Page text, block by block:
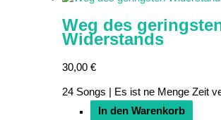
Weg des
Widerstands
30,00 €
24 Songs | Es ist ne Menge Zeit
In den Warenkorb